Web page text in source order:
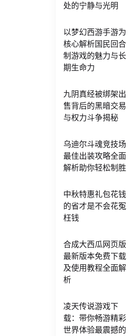
处的宁静与光明
以梦幻西游手游为
核心解析国民回合
制游戏的魅力与长
期生命力
九阴真经被绑架出
售背后的黑暗交易
与权力斗争揭秘
乌迪尔斗魂竞技场
最佳出装攻略全面
解析助你轻松制胜
中秋特惠礼包花钱
的省才是不会花冤
枉钱
合成大西瓜网页版
最新版本免费下载
及使用教程全面解
析
凌天传说游戏下
载：带你畅游精彩
世界体验最震撼的